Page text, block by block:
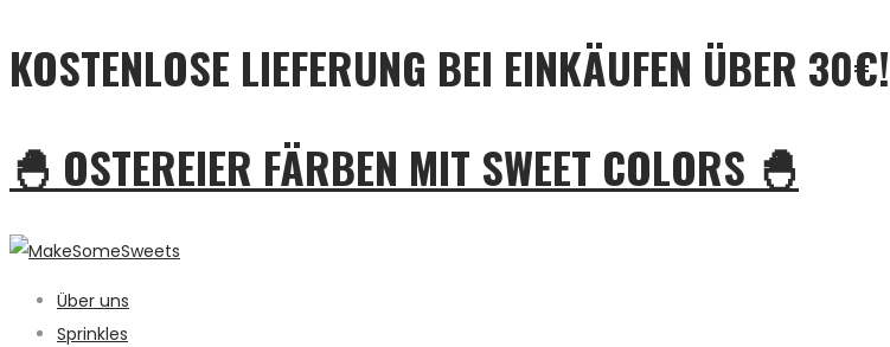
KOSTENLOSE LIEFERUNG BEI EINKÄUFEN ÜBER 30€!
🐣 OSTEREIER FÄRBEN MIT SWEET COLORS 🐣
Über uns
Sprinkles